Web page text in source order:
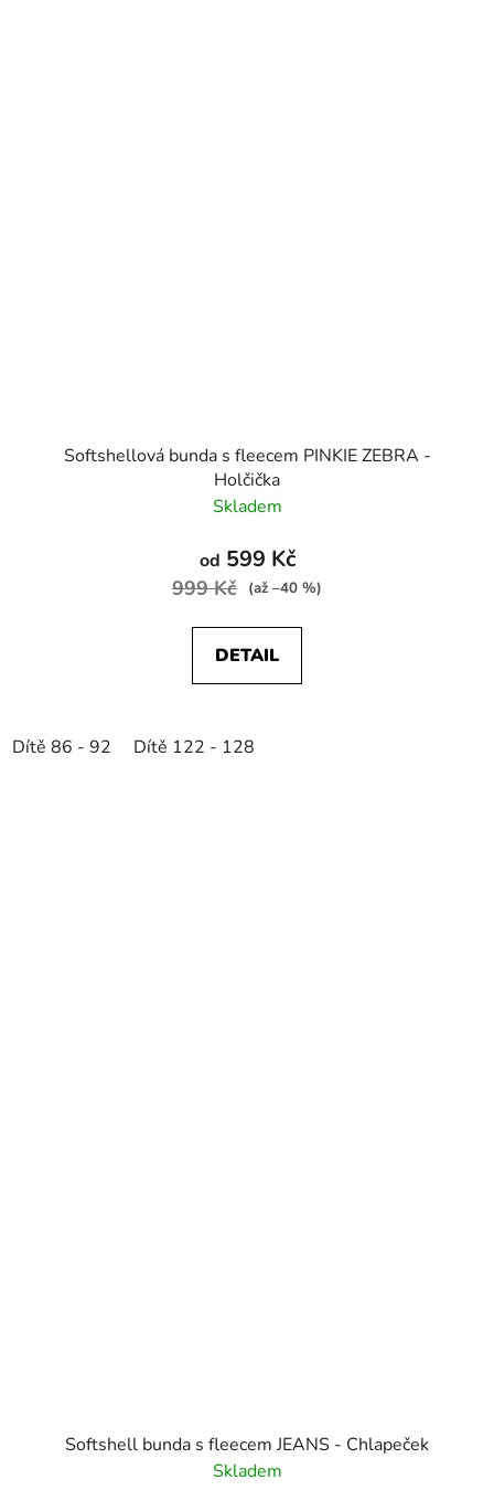
Softshellová bunda s fleecem PINKIE ZEBRA -
Holčička
Skladem
od 599 Kč
999 Kč (až –40 %)
DETAIL
Dítě 86 - 92 Dítě 122 - 128
Softshell bunda s fleecem JEANS - Chlapeček
Skladem